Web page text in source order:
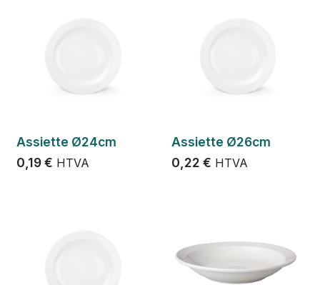
Assiette Ø24cm
0,19€ HTVA
Assiette Ø26cm
0,22 € HTVA